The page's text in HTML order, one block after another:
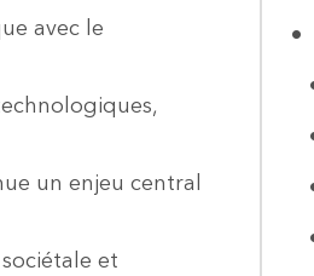
avec le
un enjeu central
et